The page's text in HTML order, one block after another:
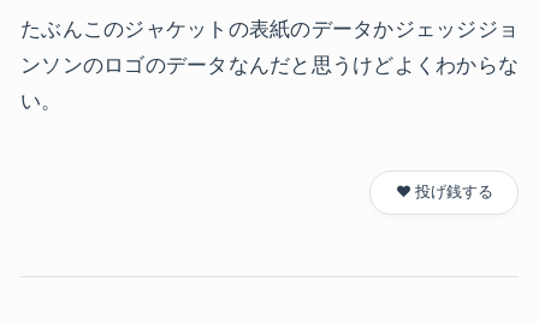
たぶんこのジャケットの表紙のデータかジェッジジョ
ンソンのロゴのデータなんだと思うけどよくわからな
い。
❤️ 投げ銭する